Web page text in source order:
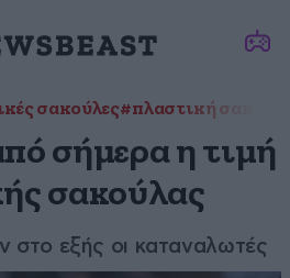
σακούλες#πλαστική
σήμερα η τιμή
σακούλας
στο εξής οι καταναλωτές